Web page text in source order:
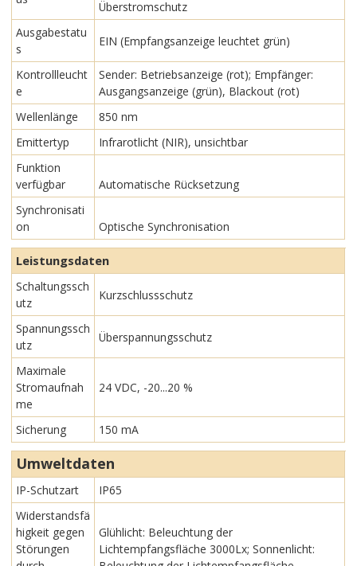
Überstromschutz
Ausgabestatu
s
EIN (Empfangsanzeige leuchtet grün)
Kontrollleucht
e
Sender: Betriebsanzeige (rot); Empfänger:
Ausgangsanzeige (grün), Blackout (rot)
Wellenlänge
850 nm
Emittertyp
Infrarotlicht (NIR), unsichtbar
Funktion
verfügbar
Automatische Rücksetzung
Synchronisati
on
Optische Synchronisation
Leistungsdaten
Schaltungssch
utz
Kurzschlussschutz
Spannungssch
utz
Überspannungsschutz
Maximale
Stromaufnah
me
24 VDC, -20...20 %
Sicherung 150 mA
Umweltdaten
IP-Schutzart
IP65
Widerstandsfä
higkeit gegen
Störungen
Glühlicht: Beleuchtung der
Lichtempfangsfläche 3000Lx; Sonnenlicht: